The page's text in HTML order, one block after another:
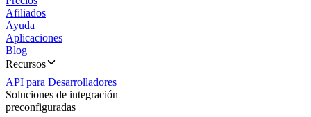
Afiliados
Ayuda
Aplicaciones
Blog
Recursos
API para Desarrolladores
Soluciones de integración
preconfiguradas